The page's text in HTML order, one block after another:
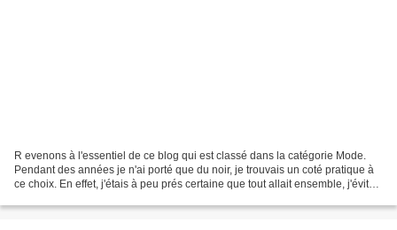
R evenons à l'essentiel de ce blog qui est classé dans la catégorie Mode.
Pendant des années je n'ai porté que du noir, je trouvais un coté pratique à
ce choix. En effet, j'étais à peu prés certaine que tout allait ensemble, j'évitais